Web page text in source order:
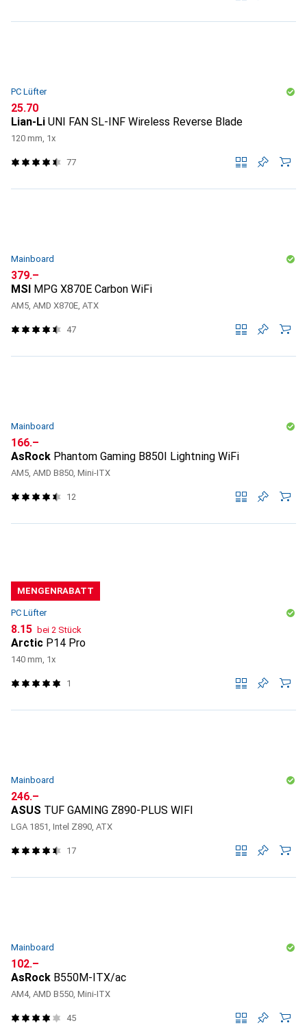
PC Lüfter
CHF
25.70
Lian-Li UNI FAN SL-INF Wireless Reverse Blade
120 mm, 1x
77
Mainboard
CHF
379.–
MSI MPG X870E Carbon WiFi
AM5, AMD X870E, ATX
47
Mainboard
CHF
166.–
AsRock Phantom Gaming B850I Lightning WiFi
AM5, AMD B850, Mini-ITX
12
MENGENRABATT
PC Lüfter
CHF
8.15 bei 2 Stück
Arctic P14 Pro
140 mm, 1x
1
Mainboard
CHF
246.–
ASUS TUF GAMING Z890-PLUS WIFI
LGA 1851, Intel Z890, ATX
17
Mainboard
CHF
102.–
AsRock B550M-ITX/ac
AM4, AMD B550, Mini-ITX
45